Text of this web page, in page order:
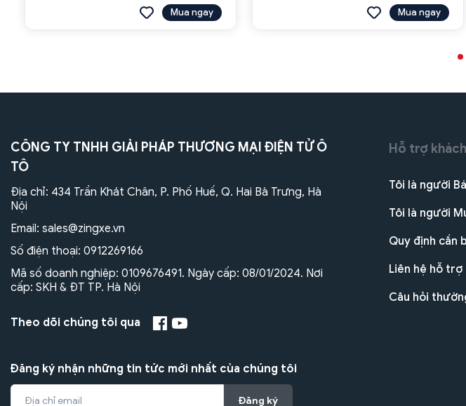
Mua ngay
Mua ngay
CÔNG TY TNHH GIẢI PHÁP THƯƠNG MẠI ĐIỆN TỬ Ô
TÔ
Địa chỉ: 434 Trần Khát Chân, P. Phố Huế, Q. Hai Bà Trưng, Hà
Nội
Email: sales@zingxe.vn
Số điện thoại: 0912269166
Mã số doanh nghiệp: 0109676491. Ngày cấp: 08/01/2024. Nơi
cấp: SKH & ĐT TP. Hà Nội
Theo dõi chúng tôi qua
Đăng ký nhận những tin tức mới nhất của chúng tôi
Đăng ký
Hỗ trợ
Tôi là người
Tôi là người
Quy định cần
Liên hệ hỗ trợ
Câu hỏi